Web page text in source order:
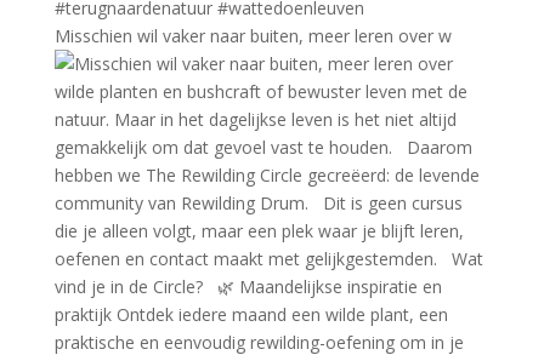
Misschien wil vaker naar buiten, meer leren over w